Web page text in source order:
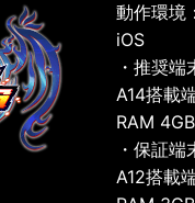
動作環境
iOS
・推奨端
A14搭載
RAM
・保証端
A12搭載